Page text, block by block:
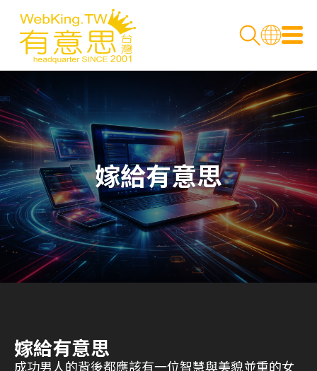
嫁給有意思
嫁給有意思
成功男人的背後都應該有一位智慧與美貌並重的女